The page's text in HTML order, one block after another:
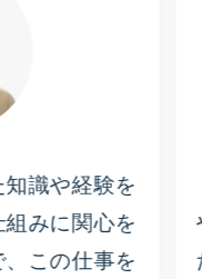
知識や経験を
みに関心を
この仕事を